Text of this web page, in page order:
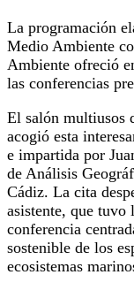
La programación
Medio Ambiente
Ambiente ofreció
las conferencias
El salón multiusos
acogió esta
e impartida por
de Análisis
Cádiz. La cita
asistente, que tuvo
conferencia
sostenible de los
ecosistemas